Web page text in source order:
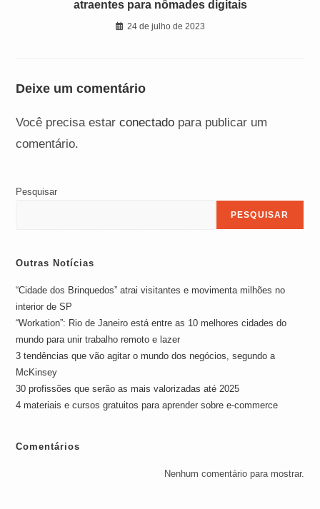
atraentes para nômades digitais
24 de julho de 2023
Deixe um comentário
Você precisa estarconectado para publicar um
comentário.
Pesquisar
PESQUISAR
Outras Notícias
“Cidade dos Brinquedos” atrai visitantes e movimenta milhões no
interior de SP
“Workation”: Rio de Janeiro está entre as 10 melhores cidades do
mundo para unir trabalho remoto e lazer
3 tendências que vão agitar o mundo dos negócios, segundo a
McKinsey
30 profissões que serão as mais valorizadas até 2025
4 materiais e cursos gratuitos para aprender sobre e-commerce
Comentários
Nenhum comentário para mostrar.